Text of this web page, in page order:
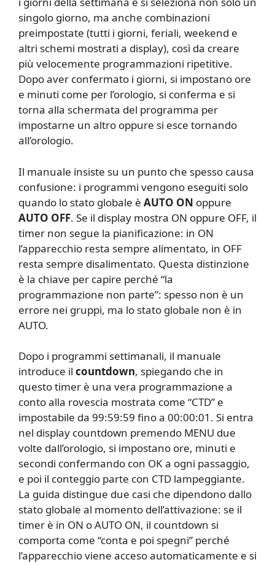
singolo giorno, ma anche combinazioni
preimpostate (tutti i giorni, feriali, weekend e
altri schemi mostrati a display), così da creare
più velocemente programmazioni ripetitive.
Dopo aver confermato i giorni, si impostano ore
e minuti come per l’orologio, si conferma e si
torna alla schermata del programma per
impostarne un altro oppure si esce tornando
all’orologio.
Il manuale insiste su un punto che spesso causa
confusione: i programmi vengono eseguiti solo
quando lo stato globale è AUTO ON oppure
AUTO OFF. Se il display mostra ON oppure OFF, il
timer non segue la pianificazione: in ON
l’apparecchio resta sempre alimentato, in OFF
resta sempre disalimentato. Questa distinzione
è la chiave per capire perché “la
programmazione non parte”: spesso non è un
errore nei gruppi, ma lo stato globale non è in
AUTO.
Dopo i programmi settimanali, il manuale
introduce il countdown, spiegando che in
questo timer è una vera programmazione a
conto alla rovescia mostrata come “CTD” e
impostabile da 99:59:59 fino a 00:00:01. Si entra
nel display countdown premendo MENU due
volte dall’orologio, si impostano ore, minuti e
secondi confermando con OK a ogni passaggio,
e poi il conteggio parte con CTD lampeggiante.
La guida distingue due casi che dipendono dallo
stato globale al momento dell’attivazione: se il
timer è in ON o AUTO ON, il countdown si
comporta come “conta e poi spegni” perché
l’apparecchio viene acceso automaticamente e si